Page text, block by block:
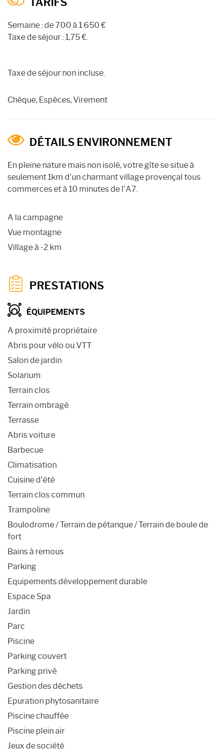
Semaine : de 700 à 1 650 €
Taxe de séjour : 1,75 €.
Taxe de séjour non incluse.
Chèque, Espèces, Virement
DÉTAILS ENVIRONNEMENT
En pleine nature mais non isolé, votre gîte se situe à
seulement 1km d’un charmant village provençal tous
commerces et à 10 minutes de l’A7.
A la campagne
Vue montagne
Village à -2 km
PRESTATIONS
ÉQUIPEMENTS
A proximité propriétaire
Abris pour vélo ou VTT
Salon de jardin
Solarium
Terrain clos
Terrain ombragé
Terrasse
Abris voiture
Barbecue
Climatisation
Cuisine d’été
Terrain clos commun
Trampoline
Boulodrome / Terrain de pétanque / Terrain de boule de
fort
Bains à remous
Parking
Equipements développement durable
Espace Spa
Jardin
Parc
Piscine
Parking couvert
Parking privé
Gestion des déchets
Epuration phytosanitaire
Piscine chauffée
Piscine plein air
Jeux de société